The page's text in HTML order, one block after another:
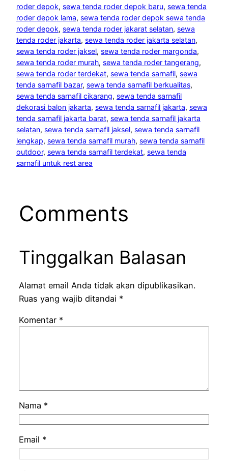
roder depok, sewa tenda roder depok baru, sewa tenda
roder depok lama, sewa tenda roder depok sewa tenda
roder depok, sewa tenda roder jakarat selatan, sewa
tenda roder jakarta, sewa tenda roder jakarta selatan
sewa tenda roder jaksel, sewa tenda roder margonda
sewa tenda roder murah, sewa tenda roder tangerang
sewa tenda roder terdekat, sewa tenda sarnafil, sewa
tenda sarnafil bazar, sewa tenda sarnafil berkualitas
sewa tenda sarnafil cikarang, sewa tenda sarnafil
dekorasi balon jakarta, sewa tenda sarnafil jakarta, sewa
tenda sarnafil jakarta barat, sewa tenda sarnafil jakarta
selatan, sewa tenda sarnafil jaksel, sewa tenda sarnafil
lengkap, sewa tenda sarnafil murah, sewa tenda sarnafil
outdoor, sewa tenda sarnafil terdekat, sewa tenda
sarnafil untuk rest area
Comments
Tinggalkan Balasan
Alamat email Anda tidak akan dipublikasikan.
Ruas yang wajib ditandai *
Komentar *
Nama *
Email *